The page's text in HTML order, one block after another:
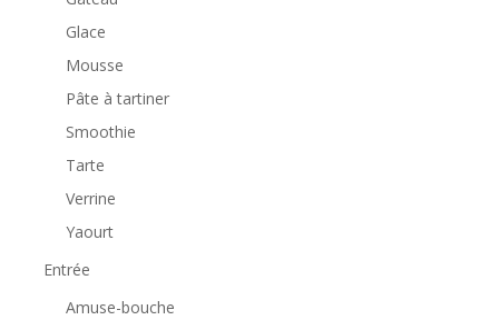
Glace
Mousse
Pâte à tartiner
Smoothie
Tarte
Verrine
Yaourt
Entrée
Amuse-bouche